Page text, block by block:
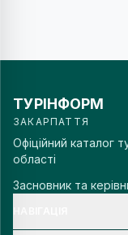
ТУРІНФОРМ
ЗАКАРПАТТЯ
Офіційний каталог
області
Засновник та